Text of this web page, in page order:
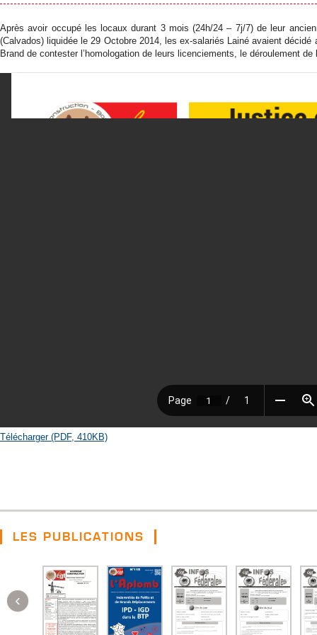
Après avoir occupé les locaux durant 3 mois (24h/24 – 7j/7) de leur
(Calvados) liquidée le 29 Octobre 2014, les ex-salariés Lainé avaient
Brand de contester l’homologation de leurs licenciements, le déroulement
Télécharger (PDF, 410KB)
LES PUBLICATIONS
‹